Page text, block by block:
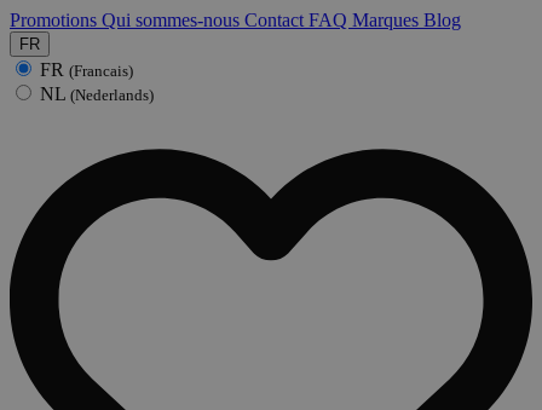
Promotions Qui sommes-nous Contact FAQ Marques Blog
FR
FR (Francais)
NL (Nederlands)